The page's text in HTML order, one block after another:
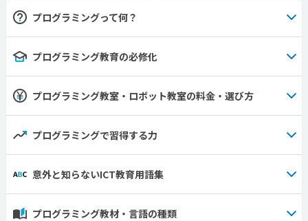
プログラミングって何？
プログラミング教育の必修化
プログラミング教室・ロボット教室の料金・選び方
プログラミングで習得する力
意外と知らないICT教育用語集
プログラミング教材・言語の種類